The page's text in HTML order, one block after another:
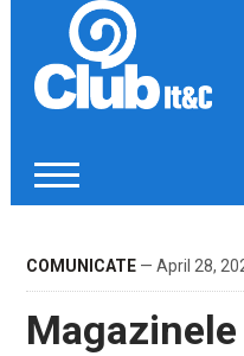
COMUNICATE— April 28,
Magazinele